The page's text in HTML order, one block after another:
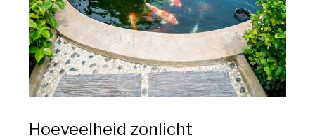
Hoeveelheid zonlicht